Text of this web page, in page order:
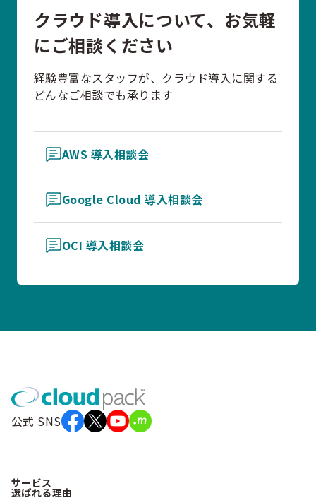
クラウド導入について、お気軽
にご相談ください
経験豊富なスタッフが、クラウド導入に関する
どんなご相談でも承ります
AWS 導入相談会
Google Cloud 導入相談会
OCI 導入相談会
公式 SNS
サービス
選ばれる理由